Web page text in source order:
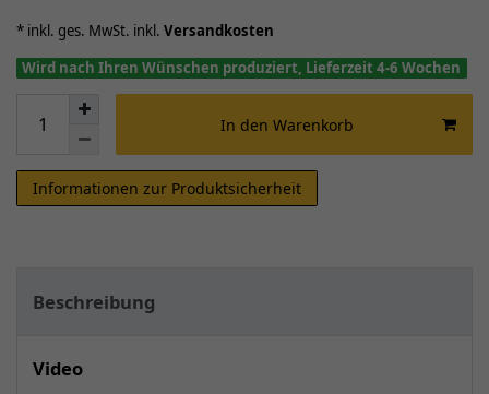
* inkl. ges. MwSt. inkl. Versandkosten
Wird nach Ihren Wünschen produziert, Lieferzeit 4-6 Wochen
In den Warenkorb
Informationen zur Produktsicherheit
Beschreibung
Video